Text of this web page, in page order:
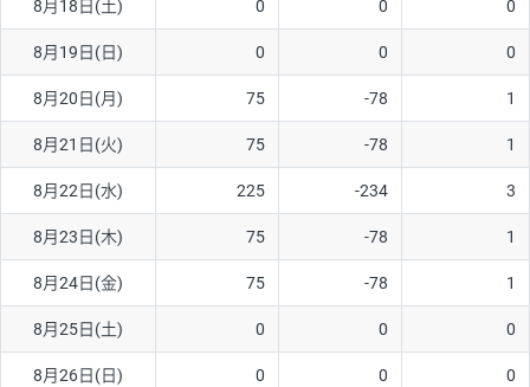
ソ/円は10万通貨単位。
8月18日(土) 0 0 0
8月19日(日) 0 0 0
8月20日(月) 75 -78 1
8月21日(火) 75 -78 1
8月22日(水) 225 -234 3
8月23日(木) 75 -78 1
8月24日(金) 75 -78 1
8月25日(土) 0 0 0
8月26日(日) 0 0 0